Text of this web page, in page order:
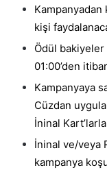
kişi
Ödül bakiyeler
01:00’den
Kampanyaya
Cüzdan
İninal
İninal ve/veya
kampanya